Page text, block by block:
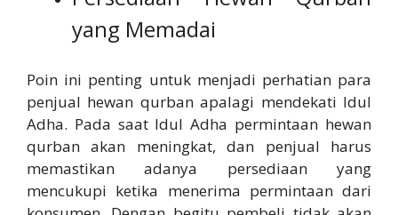
yang Memadai
Poin ini penting untuk menjadi perhatian para
penjual hewan qurban apalagi mendekati Idul
Adha. Pada saat Idul Adha permintaan hewan
qurban akan meningkat, dan penjual harus
memastikan adanya persediaan yang
mencukupi ketika menerima permintaan dari